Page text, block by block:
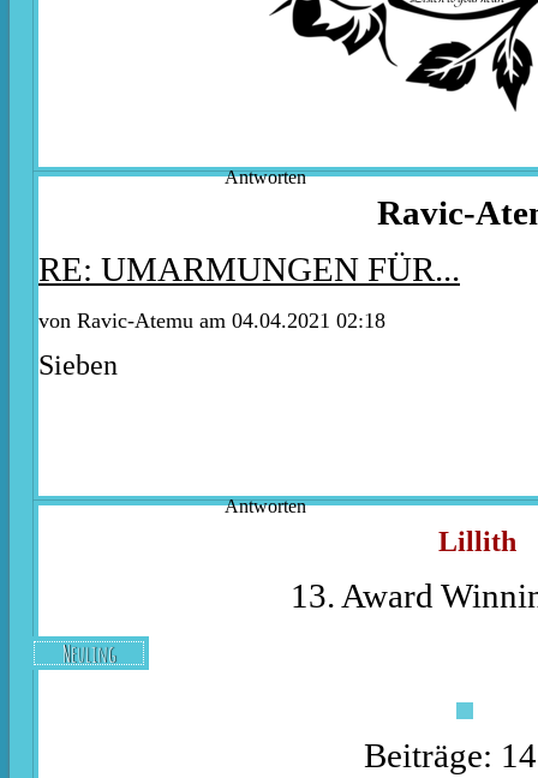
Antworten
Ravic-
RE: UMARMUNGEN FÜR...
von Ravic-Atemu am 04.04.2021 02:18
Sieben
Antworten
Lillith
13. Award
Neuling
Beiträge: